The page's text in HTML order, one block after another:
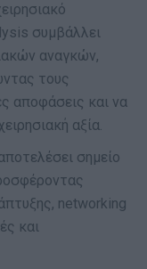
συμβάλλει
αναγκών,
τους
αποφάσεις και να
αξία.
σημείο
networking
και